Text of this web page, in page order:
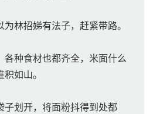
林招娣有法子，赶紧带路。
种食材也都齐全，米面什么
如山。
划开，将面粉抖得到处都